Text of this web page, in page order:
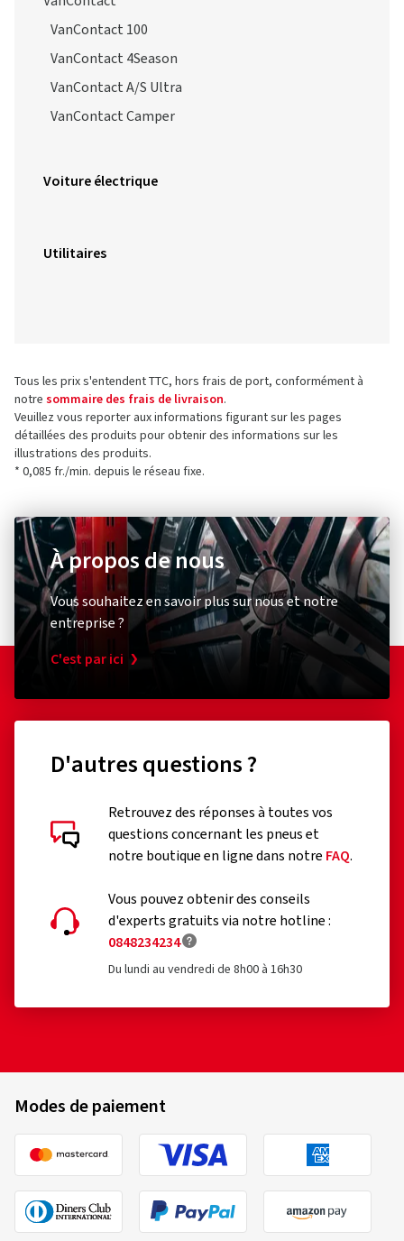
VanContact 100
VanContact 4Season
VanContact A/S Ultra
VanContact Camper
Voiture électrique
Utilitaires
Tous les prix s'entendent TTC, hors frais de port, conformément à
notre sommaire des frais de livraison.
Veuillez vous reporter aux informations figurant sur les pages
détaillées des produits pour obtenir des informations sur les
illustrations des produits.
* 0,085 fr./min. depuis le réseau fixe.
À propos de nous
Vous souhaitez en savoir plus sur nous et notre
entreprise ?
C'est par ici
D'autres questions ?
Retrouvez des réponses à toutes vos
questions concernant les pneus et
notre boutique en ligne dans notre FAQ.
Vous pouvez obtenir des conseils
d'experts gratuits via notre hotline :
0848234234
Du lundi au vendredi de 8h00 à 16h30
Modes de paiement